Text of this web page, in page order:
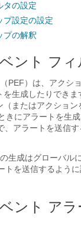
タの設定
プ設定の設定
プの解釈
ント フィ
PEF）は、アクシ
生成したりでき
またはアクショ
きにアラートを生
アラートを送信
生成はグローバル
トを送信するよう
ント ア